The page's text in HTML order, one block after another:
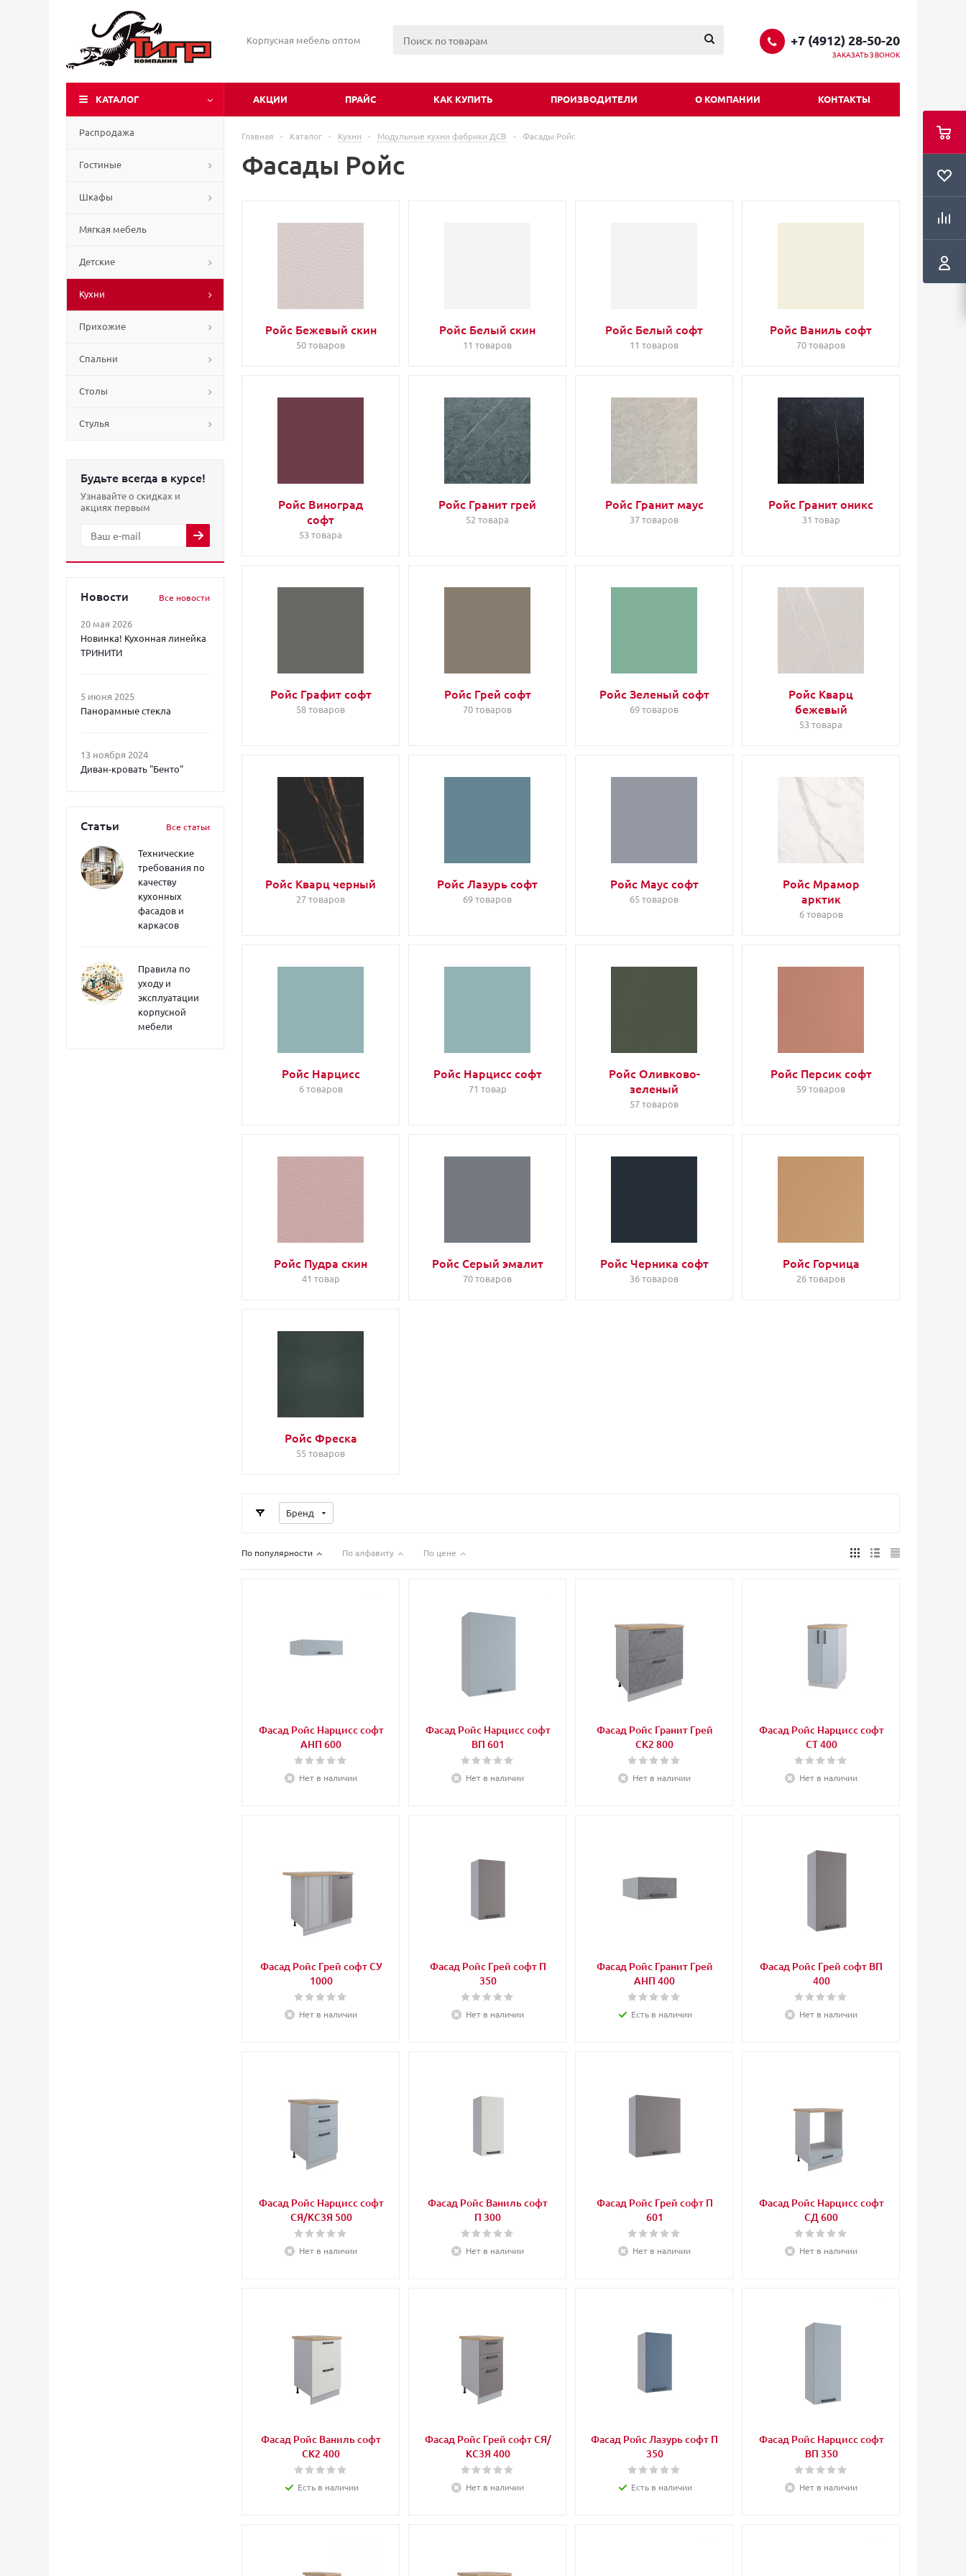
Корпусная мебель оптом +7 (4912) 28-50-20
ЗАКАЗАТЬ ЗВОНОК
КАТАЛОГ АКЦИИ ПРАЙС КАК КУПИТЬ ПРОИЗВОДИТЕЛИ О КОМПАНИИ КОНТАКТЫ
Распродажа
Гостиные
Шкафы
Мягкая мебель
Детские
Кухни
Прихожие
Спальни
Столы
Стулья
Будьте всегда в курсе!
Узнавайте о скидках и
акциях первым
Новости Все новости
20 мая 2026
Новинка! Кухонная линейка
ТРИНИТИ
5 июня 2025
Панорамные стекла
13 ноября 2024
Диван-кровать "Бенто"
Статьи Все статьи
Технические
требования по
качеству
кухонных
фасадов и
каркасов
Правила по
уходу и
эксплуатации
корпусной
мебели
Главная - Каталог - Кухни - Модульные кухни фабрики ДСВ - Фасады Ройс
Фасады Ройс
Ройс Бежевый скин
50 товаров
Ройс Белый скин
11 товаров
Ройс Белый софт
11 товаров
Ройс Ваниль софт
70 товаров
Ройс Виноград
софт
53 товара
Ройс Гранит грей
52 товара
Ройс Гранит маус
37 товаров
Ройс Гранит оникс
31 товар
Ройс Графит софт
58 товаров
Ройс Грей софт
70 товаров
Ройс Зеленый софт
69 товаров
Ройс Кварц
бежевый
53 товара
Ройс Кварц черный
27 товаров
Ройс Лазурь софт
69 товаров
Ройс Маус софт
65 товаров
Ройс Мрамор
арктик
6 товаров
Ройс Нарцисс
6 товаров
Ройс Нарцисс софт
71 товар
Ройс Оливково-
зеленый
57 товаров
Ройс Персик софт
59 товаров
Ройс Пудра скин
41 товар
Ройс Серый эмалит
70 товаров
Ройс Черника софт
36 товаров
Ройс Горчица
26 товаров
Ройс Фреска
55 товаров
Бренд
По популярности По алфавиту По цене
Фасад Ройс Нарцисс софт
АНП 600
Нет в наличии
Фасад Ройс Нарцисс софт
ВП 601
Нет в наличии
Фасад Ройс Гранит Грей
СК2 800
Нет в наличии
Фасад Ройс Нарцисс софт
СТ 400
Нет в наличии
Фасад Ройс Грей софт СУ
1000
Нет в наличии
Фасад Ройс Грей софт П
350
Нет в наличии
Фасад Ройс Гранит Грей
АНП 400
Есть в наличии
Фасад Ройс Грей софт ВП
400
Нет в наличии
Фасад Ройс Нарцисс софт
СЯ/КС3Я 500
Нет в наличии
Фасад Ройс Ваниль софт
П 300
Нет в наличии
Фасад Ройс Грей софт П
601
Нет в наличии
Фасад Ройс Нарцисс софт
СД 600
Нет в наличии
Фасад Ройс Ваниль софт
СК2 400
Есть в наличии
Фасад Ройс Грей софт СЯ/
КС3Я 400
Нет в наличии
Фасад Ройс Лазурь софт П
350
Есть в наличии
Фасад Ройс Нарцисс софт
ВП 350
Нет в наличии